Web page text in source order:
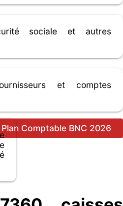
sociale et autres
et comptes
Plan Comptable BNC 2026